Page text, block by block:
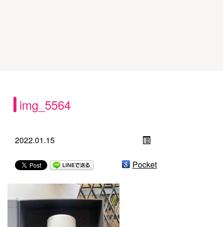
img_5564
2022.01.15
Pocket